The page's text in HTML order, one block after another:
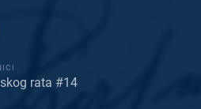
rata #14